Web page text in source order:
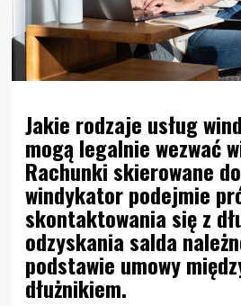
Jakie rodzaje usług
mogą legalnie wezwać
Rachunki skierowane
windykator podejmie
skontaktowania się z
odzyskania salda
podstawie umowy
dłużnikiem.